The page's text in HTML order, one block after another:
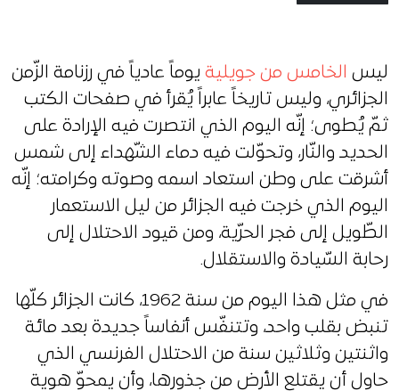
ليس الخامس من جويلية يوماً عادياً في رزنامة الزّمن
الجزائري، وليس تاريخاً عابراً يُقرأ في صفحات الكتب
ثمّ يُطوى؛ إنّه اليوم الذي انتصرت فيه الإرادة على
الحديد والنّار، وتحوّلت فيه دماء الشّهداء إلى شمس
أشرقت على وطن استعاد اسمه وصوته وكرامته؛ إنّه
اليوم الذي خرجت فيه الجزائر من ليل الاستعمار
الطّويل إلى فجر الحرّية، ومن قيود الاحتلال إلى
رحابة السّيادة والاستقلال.
في مثل هذا اليوم من سنة 1962، كانت الجزائر كلّها
تنبض بقلب واحد، وتتنفّس أنفاساً جديدة بعد مائة
واثنتين وثلاثين سنة من الاحتلال الفرنسي الذي
حاول أن يقتلع الأرض من جذورها، وأن يمحوّ هوية